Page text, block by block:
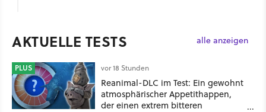
AKTUELLE TESTS alle anzeigen
PLUS vor 18 Stunden
Reanimal-DLC im Test: Ein gewohnt
atmosphärischer Appetithappen,
der einen extrem bitteren